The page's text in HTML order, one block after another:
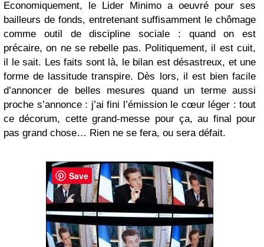
Economiquement, le Lider Minimo a oeuvré pour ses
bailleurs de fonds, entretenant suffisamment le chômage
comme outil de discipline sociale : quand on est
précaire, on ne se rebelle pas. Politiquement, il est cuit,
il le sait. Les faits sont là, le bilan est désastreux, et une
forme de lassitude transpire. Dès lors, il est bien facile
d’annoncer de belles mesures quand un terme aussi
proche s’annonce : j’ai fini l’émission le cœur léger : tout
ce décorum, cette grand-messe pour ça, au final pour
pas grand chose… Rien ne se fera, ou sera défait.
Save